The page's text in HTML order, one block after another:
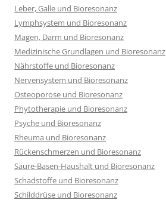
Leber, Galle und Bioresonanz
Lymphsystem und Bioresonanz
Magen, Darm und Bioresonanz
Medizinische Grundlagen und Bioresonanz
Nährstoffe und Bioresonanz
Nervensystem und Bioresonanz
Osteoporose und Bioresonanz
Phytotherapie und Bioresonanz
Psyche und Bioresonanz
Rheuma und Bioresonanz
Rückenschmerzen und Bioresonanz
Säure-Basen-Haushalt und Bioresonanz
Schadstoffe und Bioresonanz
Schilddrüse und Bioresonanz